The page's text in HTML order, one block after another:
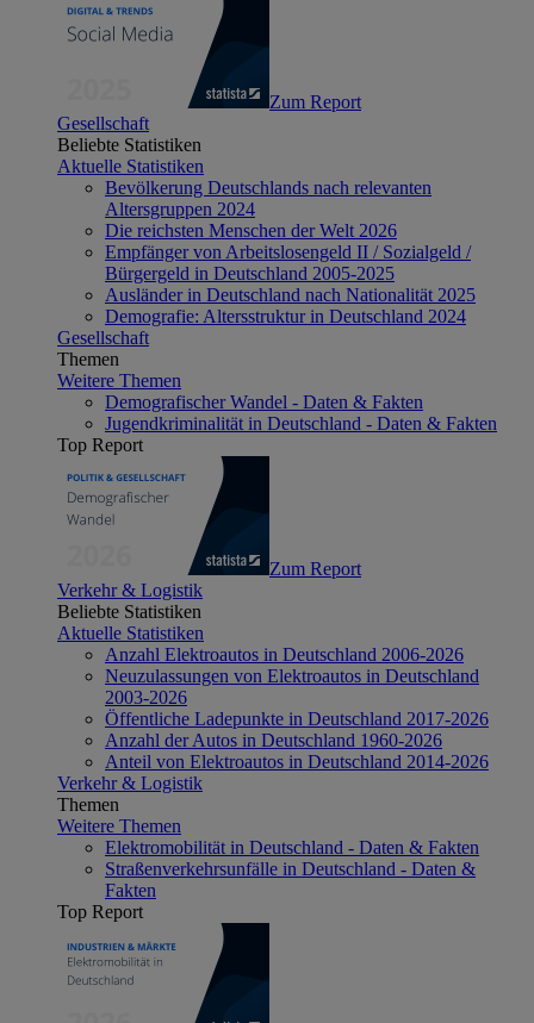
Zum Report
Gesellschaft
Beliebte Statistiken
Aktuelle Statistiken
Bevölkerung Deutschlands nach relevanten
Altersgruppen 2024
Die reichsten Menschen der Welt 2026
Empfänger von Arbeitslosengeld II / Sozialgeld /
Bürgergeld in Deutschland 2005-2025
Ausländer in Deutschland nach Nationalität 2025
Demografie: Altersstruktur in Deutschland 2024
Gesellschaft
Themen
Weitere Themen
Demografischer Wandel - Daten & Fakten
Jugendkriminalität in Deutschland - Daten & Fakten
Top Report
Zum Report
Verkehr & Logistik
Beliebte Statistiken
Aktuelle Statistiken
Anzahl Elektroautos in Deutschland 2006-2026
Neuzulassungen von Elektroautos in Deutschland
2003-2026
Öffentliche Ladepunkte in Deutschland 2017-2026
Anzahl der Autos in Deutschland 1960-2026
Anteil von Elektroautos in Deutschland 2014-2026
Verkehr & Logistik
Themen
Weitere Themen
Elektromobilität in Deutschland - Daten & Fakten
Straßenverkehrsunfälle in Deutschland - Daten &
Fakten
Top Report